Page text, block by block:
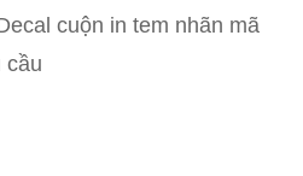
cuộn in tem nhãn mã
cầu